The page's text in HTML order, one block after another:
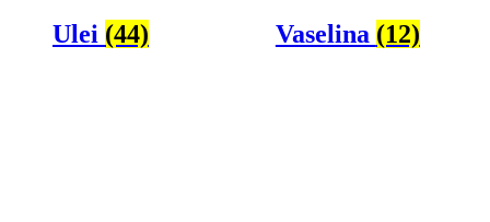
Ulei (44) Vaselina (12)